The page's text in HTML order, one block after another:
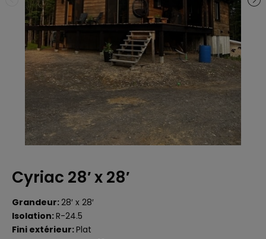
Cyriac 28′ x 28′
Grandeur:28′ x 28′
Isolation:R-24.5
Fini extérieur:Plat